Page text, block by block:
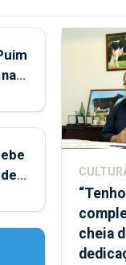
cheia